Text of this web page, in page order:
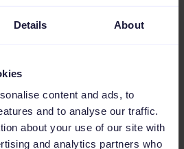
Details About
content and ads, to
and to analyse our traffic.
about your use of our site with
and analytics partners who
deine